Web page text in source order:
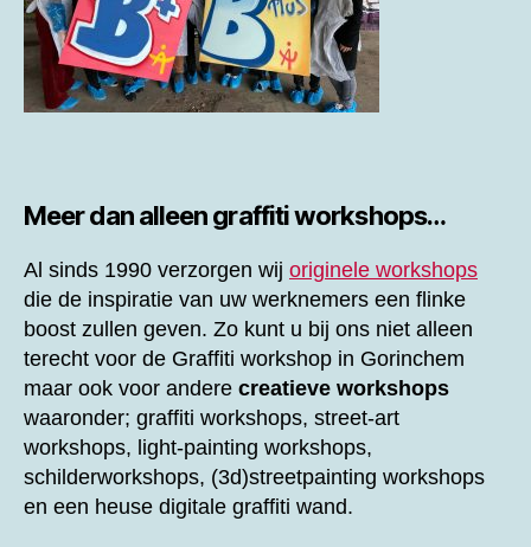
Meer dan alleen graffiti workshops…
Al sinds 1990 verzorgen wij originele workshops
die de inspiratie van uw werknemers een flinke
boost zullen geven. Zo kunt u bij ons niet alleen
terecht voor de Graffiti workshop in Gorinchem
maar ook voor andere creatieve workshops
waaronder; graffiti workshops, street-art
workshops, light-painting workshops,
schilderworkshops, (3d)streetpainting workshops
en een heuse digitale graffiti wand.